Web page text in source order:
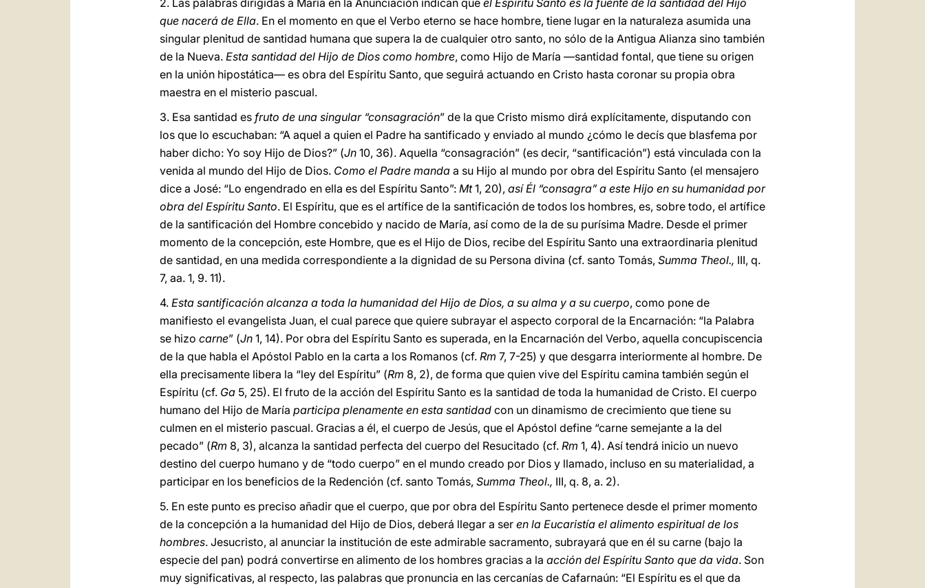
2. Las palabras dirigidas a María en la Anunciación indican que el Espíritu Santo es la fuente de la santidad del Hijo
que nacerá de Ella. En el momento en que el Verbo eterno se hace hombre, tiene lugar en la naturaleza asumida una
singular plenitud de santidad humana que supera la de cualquier otro santo, no sólo de la Antigua Alianza sino también
de la Nueva. Esta santidad del Hijo de Dios como hombre, como Hijo de María ―santidad fontal, que tiene su origen
en la unión hipostática― es obra del Espíritu Santo, que seguirá actuando en Cristo hasta coronar su propia obra
maestra en el misterio pascual.
3. Esa santidad es fruto de una singular “consagración” de la que Cristo mismo dirá explícitamente, disputando con
los que lo escuchaban: “A aquel a quien el Padre ha santificado y enviado al mundo ¿cómo le decís que blasfema por
haber dicho: Yo soy Hijo de Dios?” (Jn 10, 36). Aquella “consagración” (es decir, “santificación”) está vinculada con la
venida al mundo del Hijo de Dios. Como el Padre manda a su Hijo al mundo por obra del Espíritu Santo (el mensajero
dice a José: “Lo engendrado en ella es del Espíritu Santo”: Mt1, 20), así Él “consagra” a este Hijo en su humanidad por
obra del Espíritu Santo. El Espíritu, que es el artífice de la santificación de todos los hombres, es, sobre todo, el artífice
de la santificación del Hombre concebido y nacido de María, así como de la de su purísima Madre. Desde el primer
momento de la concepción, este Hombre, que es el Hijo de Dios, recibe del Espíritu Santo una extraordinaria plenitud
de santidad, en una medida correspondiente a la dignidad de su Persona divina (cf. santo Tomás, Summa Theol., III, q.
7, aa. 1, 9. 11).
4. Esta santificación alcanza a toda la humanidad del Hijo de Dios, a su alma y a su cuerpo, como pone de
manifiesto el evangelista Juan, el cual parece que quiere subrayar el aspecto corporal de la Encarnación: “la Palabra
se hizo carne” (Jn 1, 14). Por obra del Espíritu Santo es superada, en la Encarnación del Verbo, aquella concupiscencia
de la que habla el Apóstol Pablo en la carta a los Romanos (cf. Rm 7, 7-25) y que desgarra interiormente al hombre. De
ella precisamente libera la “ley del Espíritu” (Rm 8, 2), de forma que quien vive del Espíritu camina también según el
Espíritu (cf. Ga 5, 25). El fruto de la acción del Espíritu Santo es la santidad de toda la humanidad de Cristo. El cuerpo
humano del Hijo de María participa plenamente en esta santidad con un dinamismo de crecimiento que tiene su
culmen en el misterio pascual. Gracias a él, el cuerpo de Jesús, que el Apóstol define “carne semejante a la del
pecado” (Rm 8, 3), alcanza la santidad perfecta del cuerpo del Resucitado (cf. Rm 1, 4). Así tendrá inicio un nuevo
destino del cuerpo humano y de “todo cuerpo” en el mundo creado por Dios y llamado, incluso en su materialidad, a
participar en los beneficios de la Redención (cf. santo Tomás, Summa Theol., III, q. 8, a. 2).
5. En este punto es preciso añadir que el cuerpo, que por obra del Espíritu Santo pertenece desde el primer momento
de la concepción a la humanidad del Hijo de Dios, deberá llegar a ser en la Eucaristía el alimento espiritual de los
hombres. Jesucristo, al anunciar la institución de este admirable sacramento, subrayará que en él su carne (bajo la
especie del pan) podrá convertirse en alimento de los hombres gracias a la acción del Espíritu Santo que da vida. Son
muy significativas, al respecto, las palabras que pronuncia en las cercanías de Cafarnaún: “El Espíritu es el que da